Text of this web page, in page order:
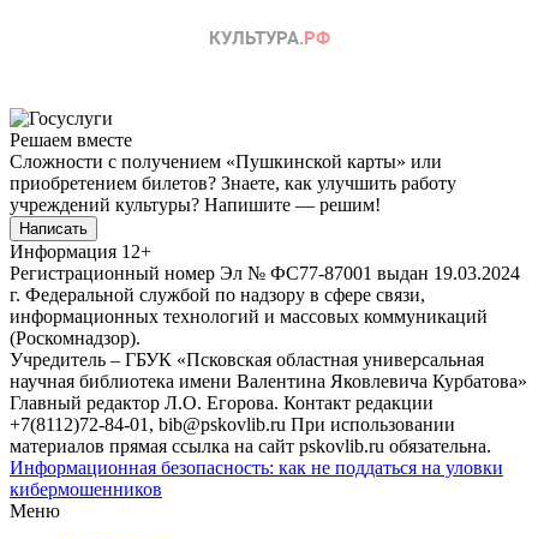
Решаем вместе
Сложности с получением «Пушкинской карты» или
приобретением билетов? Знаете, как улучшить работу
учреждений культуры? Напишите — решим!
Написать
Информация 12+
Регистрационный номер Эл № ФС77-87001 выдан 19.03.2024
г. Федеральной службой по надзору в сфере связи,
информационных технологий и массовых коммуникаций
(Роскомнадзор).
Учредитель – ГБУК «Псковская областная универсальная
научная библиотека имени Валентина Яковлевича Курбатова»
Главный редактор Л.О. Егорова. Контакт редакции
+7(8112)72-84-01, bib@pskovlib.ru При использовании
материалов прямая ссылка на сайт pskovlib.ru обязательна.
Информационная безопасность: как не поддаться на уловки
кибермошенников
Меню